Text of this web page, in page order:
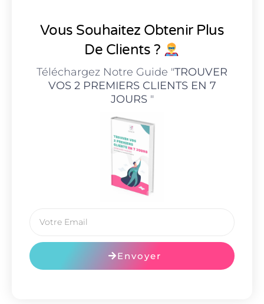
Vous Souhaitez Obtenir Plus
De Clients ?
Téléchargez Notre Guide "TROUVER
VOS 2 PREMIERS CLIENTS EN 7
JOURS"
Envoyer